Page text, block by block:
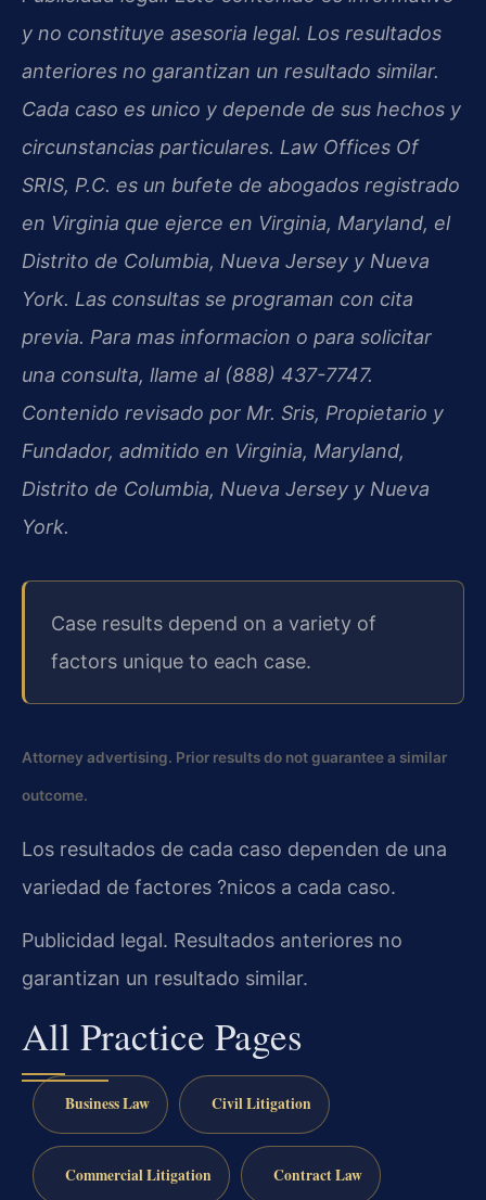
y no constituye asesoria legal. Los resultados
anteriores no garantizan un resultado similar.
Cada caso es unico y depende de sus hechos y
circunstancias particulares. Law Offices Of
SRIS, P.C. es un bufete de abogados registrado
en Virginia que ejerce en Virginia, Maryland, el
Distrito de Columbia, Nueva Jersey y Nueva
York. Las consultas se programan con cita
previa. Para mas informacion o para solicitar
una consulta, llame al (888) 437-7747.
Contenido revisado por Mr. Sris, Propietario y
Fundador, admitido en Virginia, Maryland,
Distrito de Columbia, Nueva Jersey y Nueva
York.
Case results depend on a variety of
factors unique to each case.
Attorney advertising. Prior results do not guarantee a similar
outcome.
Los resultados de cada caso dependen de una
variedad de factores ?nicos a cada caso.
Publicidad legal. Resultados anteriores no
garantizan un resultado similar.
All Practice Pages
Business Law Civil Litigation
Commercial Litigation Contract Law